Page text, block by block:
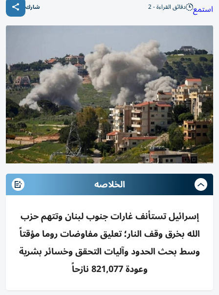
استمع دقائق القراءة - 2 شارك
الخلاصه
إسرائيل تستأنف غارات جنوب لبنان وتتهم حزب
الله بخرق وقف النار؛ تعليق مفاوضات روما مؤقتاً
وسط بحث الحدود وآليات التحقق وخسائر بشرية
وعودة 821,077 نازحاً